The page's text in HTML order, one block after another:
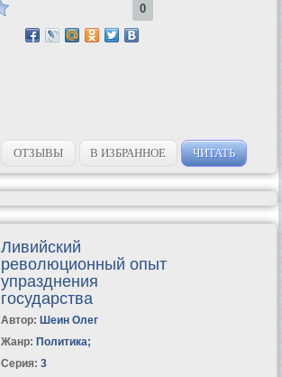
0
ОТЗЫВЫ В ИЗБРАННОЕ ЧИТАТЬ
Ливийский
революционный опыт
упразднения
государства
Автор: Шеин Олег
Жанр: Политика;
Серия: 3